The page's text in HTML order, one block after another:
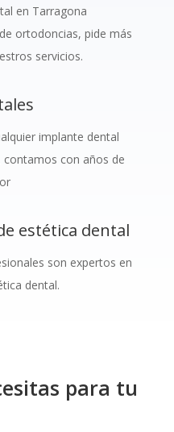
en Tarragona
ortodoncias, pide más
servicios.
implante dental
contamos con años de
estética dental
son expertos en
dental.
para tu